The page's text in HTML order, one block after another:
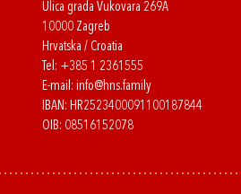
Ulica grada Vukovara 269A
10000 Zagreb
Hrvatska / Croatia
Tel: +385 1 2361555
E-mail: info@hns.family
IBAN: HR2523400091100187844
OIB: 08516152078